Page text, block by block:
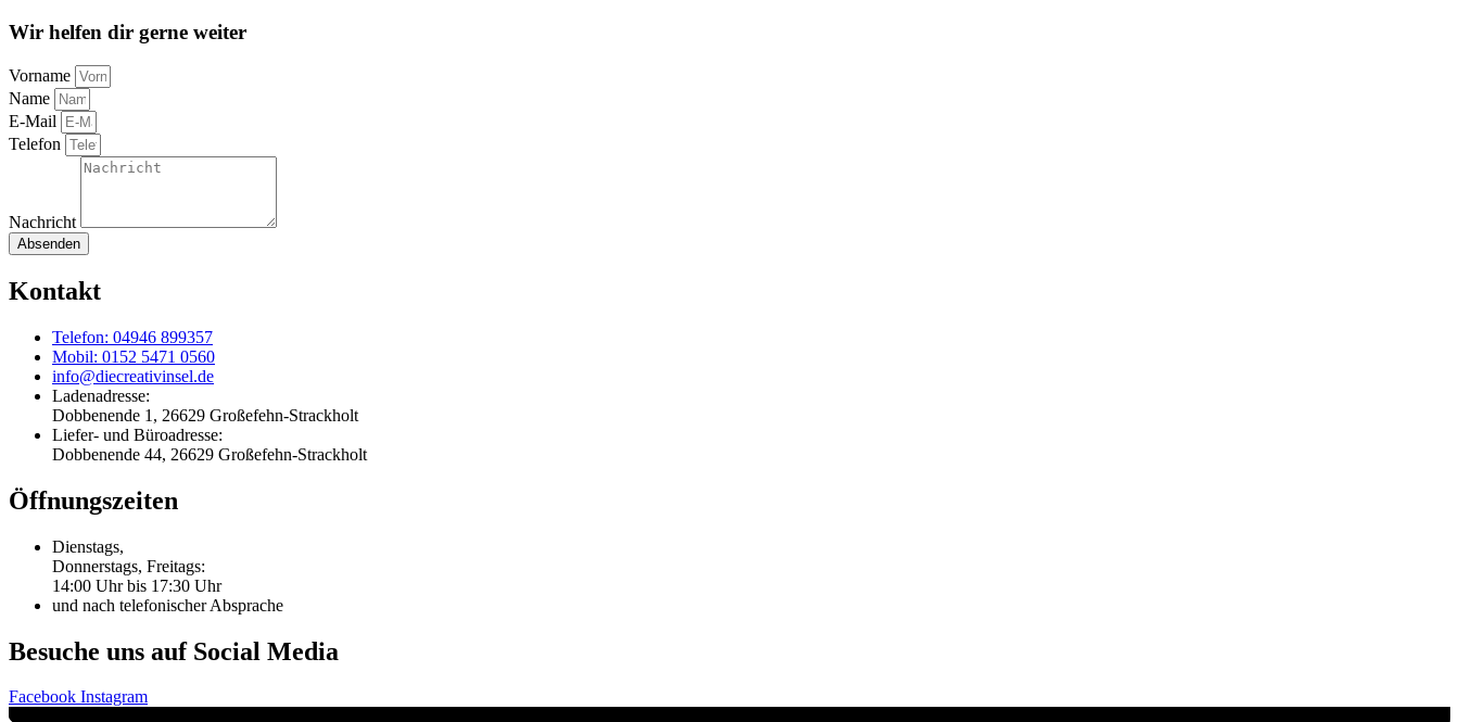
Wir helfen dir gerne weiter
Vorname
Name
E-Mail
Telefon
Nachricht
Absenden
Kontakt
Telefon: 04946 899357
Mobil: 0152 5471 0560
info@diecreativinsel.de
Ladenadresse:
Dobbenende 1, 26629 Großefehn-Strackholt
Liefer- und Büroadresse:
Dobbenende 44, 26629 Großefehn-Strackholt
Öffnungszeiten
Dienstags,
Donnerstags, Freitags:
14:00 Uhr bis 17:30 Uhr
und nach telefonischer Absprache
Besuche uns auf Social Media
Facebook Instagram